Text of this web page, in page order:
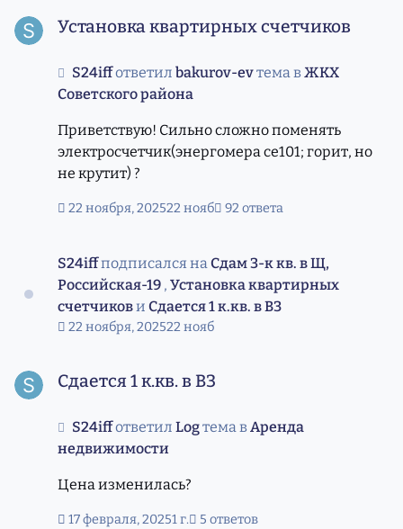
Установка квартирных счетчиков
S24iffответилbakurov-evтема вЖКХ
Советского района
Приветствую! Сильно сложно поменять
электросчетчик(энергомера се101; горит, но
не крутит) ?
22 ноября, 202522 нояб 92 ответа
S24iffподписался на Сдам 3-к кв. в Щ,
Российская-19 , Установка квартирных
счетчикови Сдается 1 к.кв. в ВЗ
22 ноября, 202522 нояб
Сдается 1 к.кв. в ВЗ
S24iffответилLogтема в Аренда
недвижимости
Цена изменилась?
17 февраля, 20251 г. 5 ответов